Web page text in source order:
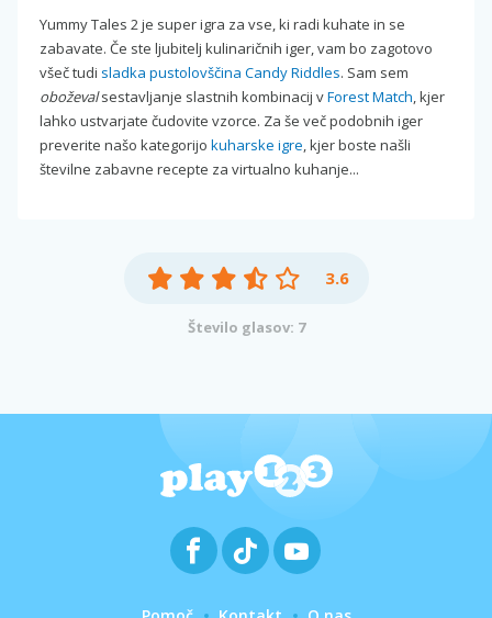
Yummy Tales 2 je super igra za vse, ki radi kuhate in se
zabavate. Če ste ljubitelj kulinaričnih iger, vam bo zagotovo
všeč tudi sladka pustolovščina Candy Riddles. Sam sem
oboževalsestavljanje slastnih kombinacij vForest Match, kjer
lahko ustvarjate čudovite vzorce. Za še več podobnih iger
preverite našo kategorijo kuharske igre, kjer boste našli
številne zabavne recepte za virtualno kuhanje...
3.6
Število glasov: 7